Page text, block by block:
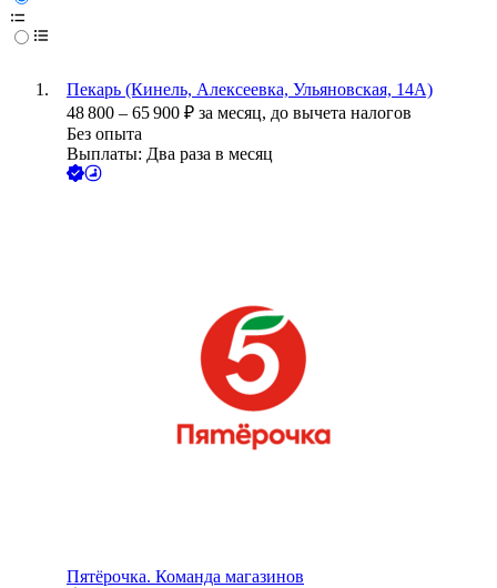
Пекарь (Кинель, Алексеевка, Ульяновская, 14А)
48 800 – 65 900 ₽ за месяц, до вычета налогов
Без опыта
Выплаты: Два раза в месяц
Пятёрочка. Команда магазинов